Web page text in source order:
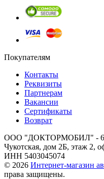
Покупателям
Контакты
Реквизиты
Партнерам
Вакансии
Сертификаты
Возврат
ООО "ДОКТОРМОБИЛ" -
Чукотская, дом 2Б, этаж 2,
ИНН 5403045074
© 2026 Интернет-магазин
права защищены.